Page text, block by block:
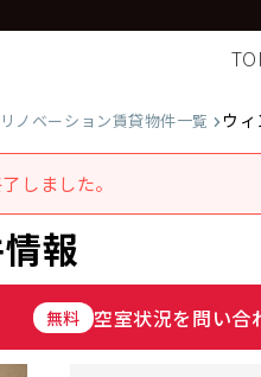
ノベーション賃貸物件一覧 ウ
しました。
報
無料 空室状況を問い合